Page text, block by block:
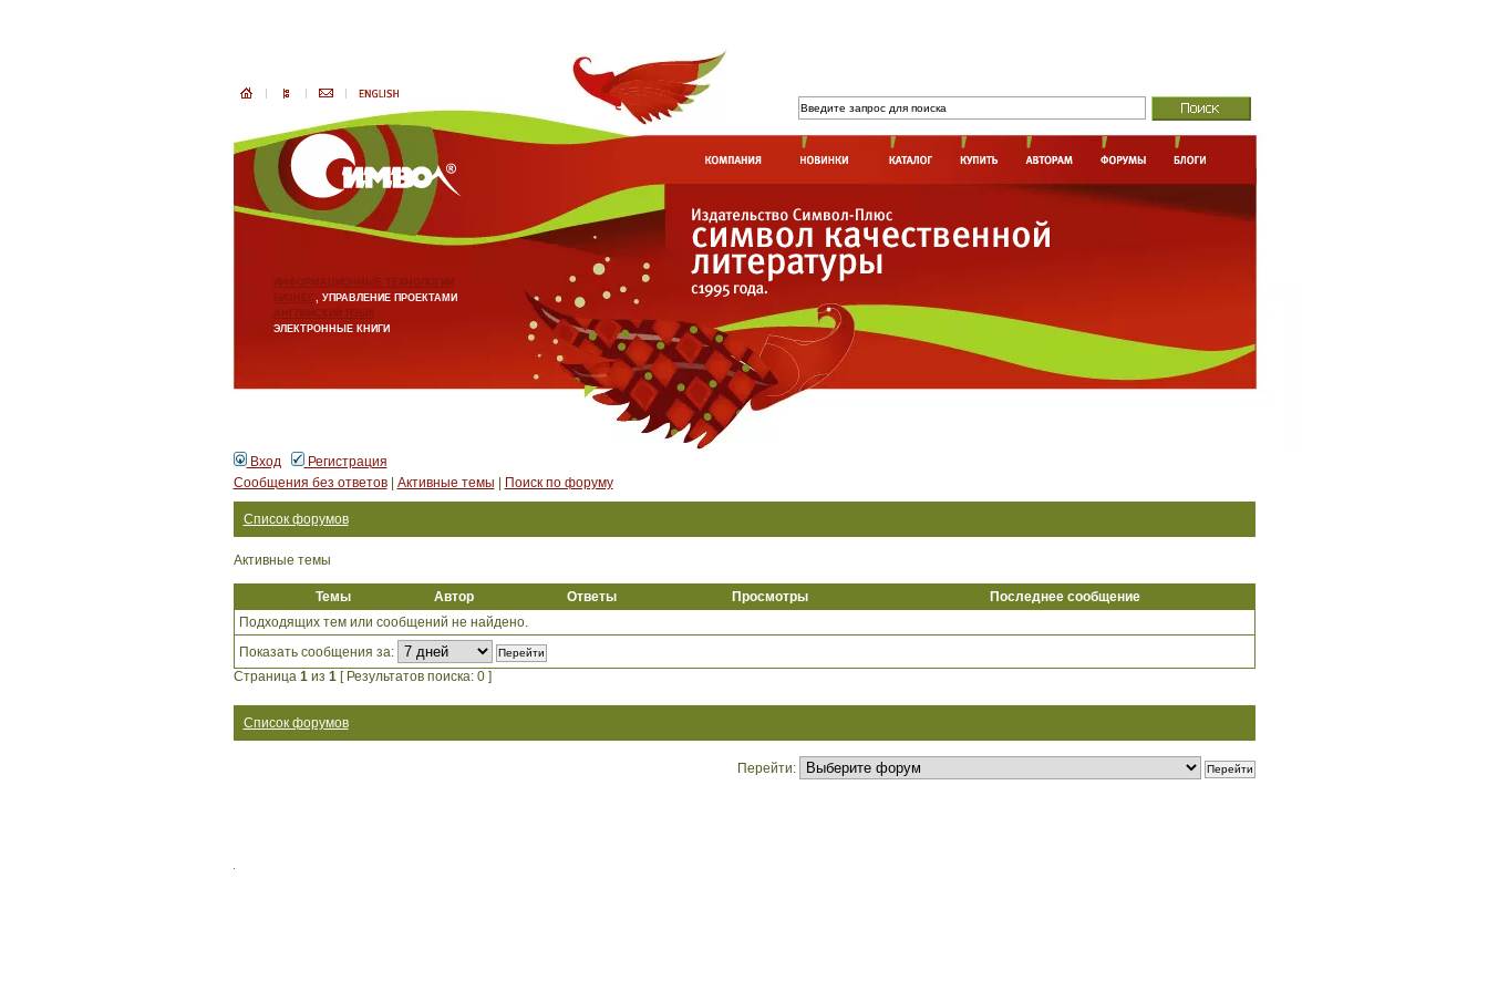
ИНФОРМАЦИОННЫЕ ТЕХНОЛОГИИ
БИЗНЕС, УПРАВЛЕНИЕ ПРОЕКТАМИ
АНГЛИЙСКИЙ ЯЗЫК
ЭЛЕКТРОННЫЕ КНИГИ
Вход
Регистрация
Сообщения без ответов| Активные темы Поиск по форуму
Список форумов
Активные темы
Темы Автор Ответы Просмотры
Последнее сообщение
Подходящих тем или сообщений не найдено.
Показать сообщения за:
Страница 1из 1[ Результатов поиска: 0 ]
Список форумов
Перейти: